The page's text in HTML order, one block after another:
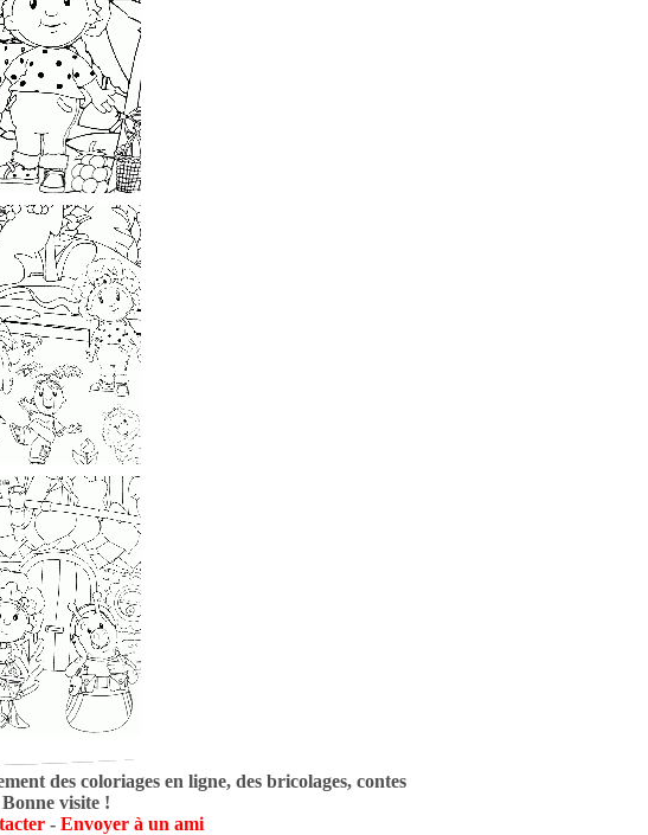
des coloriages en ligne, des bricolages, contes
visite !
- Envoyer à un ami